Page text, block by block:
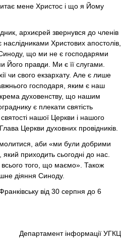
мене Христос і що я Йому
архиєрей звернувся до членів
Христових апостолів,
Синоду, що ми не є господарями
Його правди. Ми є її слугами.
чи свого екзархату. Але є лише
господаря, яким є наш
духовенству, що нашим
є плекати святість
нашої Церкви і нашого
Церкви духовних провідників.
аби «ми були добрими
приходить сьогодні до нас.
всього того, що маємо». Також
діяння Синоду.
від 30 серпня до 6
Департамент інформації УГКЦ